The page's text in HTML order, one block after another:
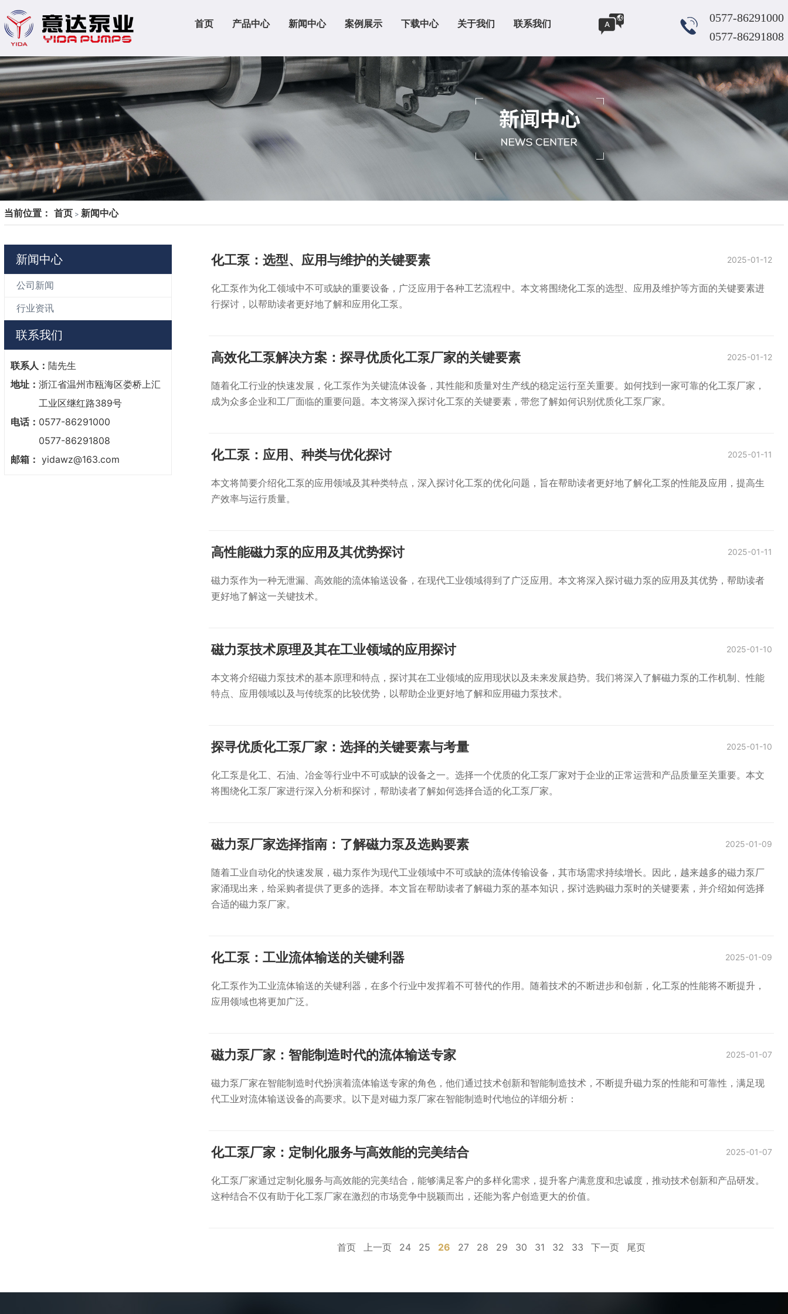
首页 产品中心 新闻中心 案例展示 下载中心 关于我们 联系我们
0577-86291000
0577-86291808
当前位置： 首页 > 新闻中心
新闻中心
公司新闻
行业资讯
联系我们
联系人： 陆先生
地址：浙江省温州市瓯海区娄桥上汇
工业区继红路389号
电话： 0577-86291000
0577-86291808
邮箱： yidawz@163.com
化工泵：选型、应用与维护的关键要素 2025-01-12
化工泵作为化工领域中不可或缺的重要设备，广泛应用于各种工艺流程中。本文将围绕化工泵的选型、应用及维护等方面的关键要素进
行探讨，以帮助读者更好地了解和应用化工泵。
高效化工泵解决方案：探寻优质化工泵厂家的关键要素 2025-01-12
随着化工行业的快速发展，化工泵作为关键流体设备，其性能和质量对生产线的稳定运行至关重要。如何找到一家可靠的化工泵厂家，
成为众多企业和工厂面临的重要问题。本文将深入探讨化工泵的关键要素，带您了解如何识别优质化工泵厂家。
化工泵：应用、种类与优化探讨 2025-01-11
本文将简要介绍化工泵的应用领域及其种类特点，深入探讨化工泵的优化问题，旨在帮助读者更好地了解化工泵的性能及应用，提高生
产效率与运行质量。
高性能磁力泵的应用及其优势探讨 2025-01-11
磁力泵作为一种无泄漏、高效能的流体输送设备，在现代工业领域得到了广泛应用。本文将深入探讨磁力泵的应用及其优势，帮助读者
更好地了解这一关键技术。
磁力泵技术原理及其在工业领域的应用探讨 2025-01-10
本文将介绍磁力泵技术的基本原理和特点，探讨其在工业领域的应用现状以及未来发展趋势。我们将深入了解磁力泵的工作机制、性能
特点、应用领域以及与传统泵的比较优势，以帮助企业更好地了解和应用磁力泵技术。
探寻优质化工泵厂家：选择的关键要素与考量 2025-01-10
化工泵是化工、石油、冶金等行业中不可或缺的设备之一。选择一个优质的化工泵厂家对于企业的正常运营和产品质量至关重要。本文
将围绕化工泵厂家进行深入分析和探讨，帮助读者了解如何选择合适的化工泵厂家。
磁力泵厂家选择指南：了解磁力泵及选购要素 2025-01-09
随着工业自动化的快速发展，磁力泵作为现代工业领域中不可或缺的流体传输设备，其市场需求持续增长。因此，越来越多的磁力泵厂
家涌现出来，给采购者提供了更多的选择。本文旨在帮助读者了解磁力泵的基本知识，探讨选购磁力泵时的关键要素，并介绍如何选择
合适的磁力泵厂家。
化工泵：工业流体输送的关键利器 2025-01-09
化工泵作为工业流体输送的关键利器，在多个行业中发挥着不可替代的作用。随着技术的不断进步和创新，化工泵的性能将不断提升，
应用领域也将更加广泛。
磁力泵厂家：智能制造时代的流体输送专家 2025-01-07
磁力泵厂家在智能制造时代扮演着流体输送专家的角色，他们通过技术创新和智能制造技术，不断提升磁力泵的性能和可靠性，满足现
代工业对流体输送设备的高要求。以下是对磁力泵厂家在智能制造时代地位的详细分析：
化工泵厂家：定制化服务与高效能的完美结合 2025-01-07
化工泵厂家通过定制化服务与高效能的完美结合，能够满足客户的多样化需求，提升客户满意度和忠诚度，推动技术创新和产品研发。
这种结合不仅有助于化工泵厂家在激烈的市场竞争中脱颖而出，还能为客户创造更大的价值。
首页 上一页 24 25 26 27 28 29 30 31 32 33 下一页 尾页